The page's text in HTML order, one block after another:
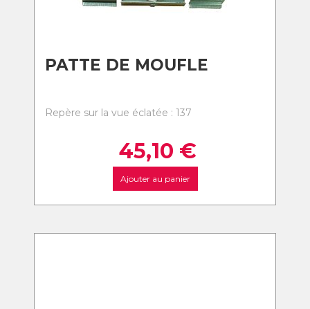
PATTE DE MOUFLE
Repère sur la vue éclatée : 137
45,10 €
Ajouter au panier